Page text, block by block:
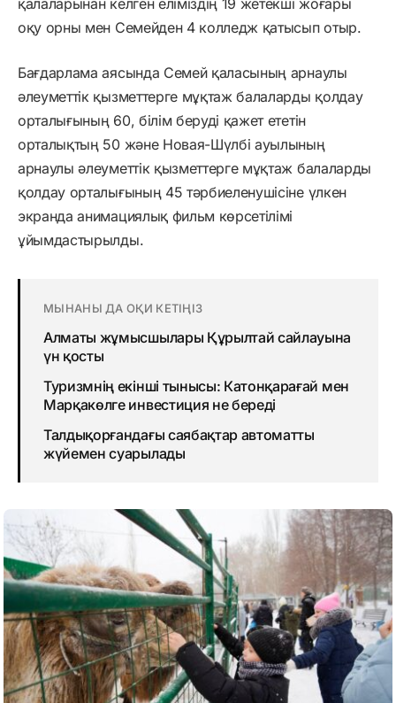
оқу орны мен Семейден 4 колледж қатысып отыр.
Бағдарлама аясында Семей қаласының арнаулы
әлеуметтік қызметтерге мұқтаж балаларды қолдау
орталығының 60, білім беруді қажет ететін
орталықтың 50 және Новая-Шүлбі ауылының
арнаулы әлеуметтік қызметтерге мұқтаж балаларды
қолдау орталығының 45 тәрбиеленушісіне үлкен
экранда анимациялық фильм көрсетілімі
ұйымдастырылды.
МЫНАНЫ ДА ОҚИ КЕТІҢІЗ
Алматы жұмысшылары Құрылтай сайлауына
үн қосты
Туризмнің екінші тынысы: Катонқарағай мен
Марқакөлге инвестиция не береді
Талдықорғандағы саябақтар автоматты
жүйемен суарылады